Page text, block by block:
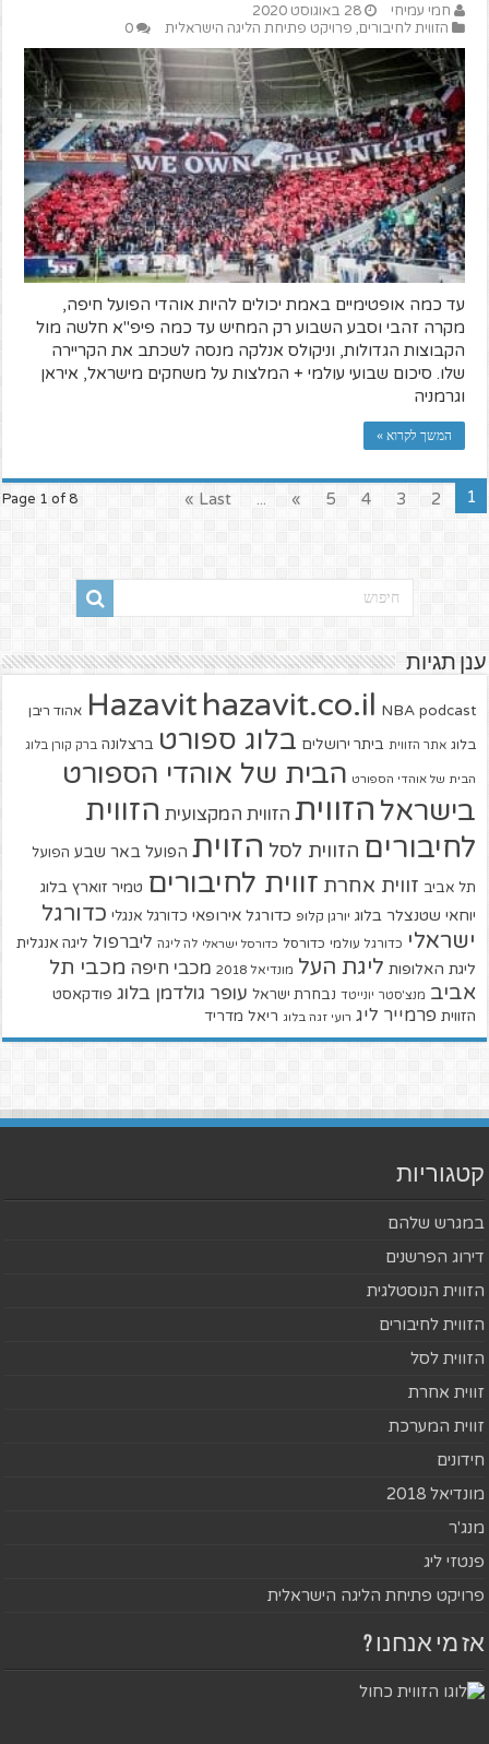
חמי עמיחי
28 באוגוסט 2020
הזווית לחיבורים, פרויקט פתיחת הליגה הישראלית 0
עד כמה אופטימיים באמת יכולים להיות אוהדי הפועל חיפה,
מקרה זהבי וסבע השבוע רק המחיש עד כמה פיפ"א חלשה מול
הקבוצות הגדולות, וניקולס אנלקה מנסה לשכתב את הקריירה
שלו. סיכום שבועי עולמי + המלצות על משחקים מישראל, איראן
וגרמניה
המשך לקרוא »
Page 1 of 8 1
2
3
4
5
»
...
Last »
ענן תגיות
Hazavit hazavit.co.il NBA podcast אהוד ריבן
בלוג אתר הזווית ביתר ירושלים בלוג ספורט ברצלונה ברק קורן בלוג
הבית של אוהדי הספורט הבית של אוהדי הספורט
בישראל הזווית הזווית המקצועית הזווית
לחיבורים הזווית לסל הזוית הפועל באר שבע הפועל
תל אביב זווית אחרת זווית לחיבורים טמיר זוארץ בלוג
יוחאי שטנצלר בלוג יורגן קלופ כדורגל אירופאי כדורגל אנגלי כדורגל
ישראלי כדורגל עולמי כדורסל כדורסל ישראלי לה ליגה ליברפול ליגה אנגלית
ליגת האלופות ליגת העל מונדיאל 2018 מכבי חיפה מכבי תל
אביב מנצ'סטר יונייטד נבחרת ישראל עופר גולדמן בלוג פודקאסט
הזווית פרמייר ליג רועי זגה בלוג ריאל מדריד
קטגוריות
במגרש שלהם
דירוג הפרשנים
הזווית הנוסטלגית
הזווית לחיבורים
הזווית לסל
זווית אחרת
זווית המערכת
חידונים
מונדיאל 2018
מנג'ר
פנטזי ליג
פרויקט פתיחת הליגה הישראלית
אז מי אנחנו ?